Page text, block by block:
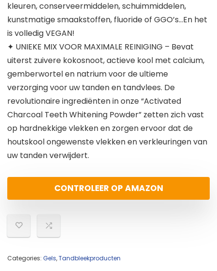
kleuren, conserveermiddelen, schuimmiddelen,
kunstmatige smaakstoffen, fluoride of GGO’s…En het
is volledig VEGAN!
✦ UNIEKE MIX VOOR MAXIMALE REINIGING – Bevat
uiterst zuivere kokosnoot, actieve kool met calcium,
gemberwortel en natrium voor de ultieme
verzorging voor uw tanden en tandvlees. De
revolutionaire ingrediënten in onze “Activated
Charcoal Teeth Whitening Powder” zetten zich vast
op hardnekkige vlekken en zorgen ervoor dat de
houtskool ongewenste vlekken en verkleuringen van
uw tanden verwijdert.
CONTROLEER OP AMAZON
Categories: Gels,Tandbleekproducten